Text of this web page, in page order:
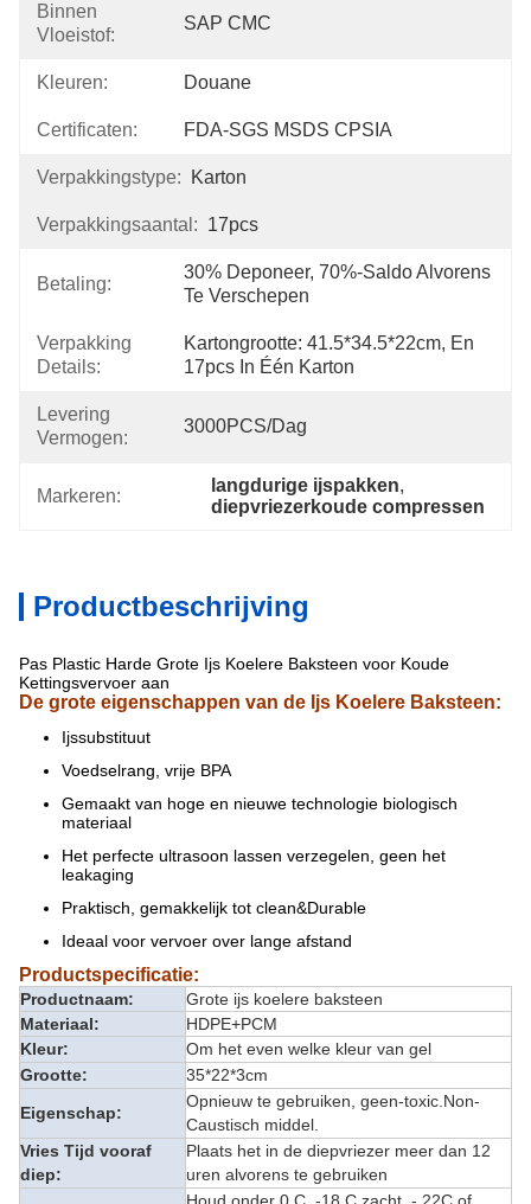
Binnen
Vloeistof:
SAP CMC
Kleuren: Douane
Certificaten: FDA-SGS MSDS CPSIA
Verpakkingstype: Karton
Verpakkingsaantal: 17pcs
Betaling:
30% Deponeer, 70%-Saldo Alvorens
Te Verschepen
Verpakking
Details:
Kartongrootte: 41.5*34.5*22cm, En
17pcs In Één Karton
Levering
Vermogen:
3000PCS/dag
Markeren:
langdurige ijspakken,
diepvriezerkoude compressen
Productbeschrijving
Pas Plastic Harde Grote Ijs Koelere Baksteen voor Koude
Kettingsvervoer aan
De grote eigenschappen van de Ijs Koelere Baksteen:
Ijssubstituut
Voedselrang, vrije BPA
Gemaakt van hoge en nieuwe technologie biologisch
materiaal
Het perfecte ultrasoon lassen verzegelen, geen het
leakaging
Praktisch, gemakkelijk tot clean&Durable
Ideaal voor vervoer over lange afstand
Productspecificatie:
Productnaam:
Grote ijs koelere baksteen
Materiaal:
HDPE+PCM
Kleur:
Om het even welke kleur van gel
Grootte:
35*22*3cm
Eigenschap:
Opnieuw te gebruiken, geen-toxic.Non-
Caustisch middel.
Vries Tijd vooraf
diep:
Plaats het in de diepvriezer meer dan 12
uren alvorens te gebruiken